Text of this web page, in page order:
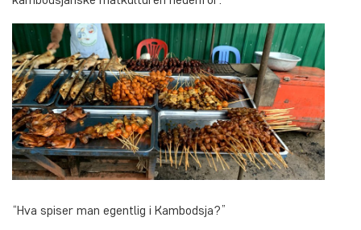
“Hva spiser man egentlig i Kambodsja?”